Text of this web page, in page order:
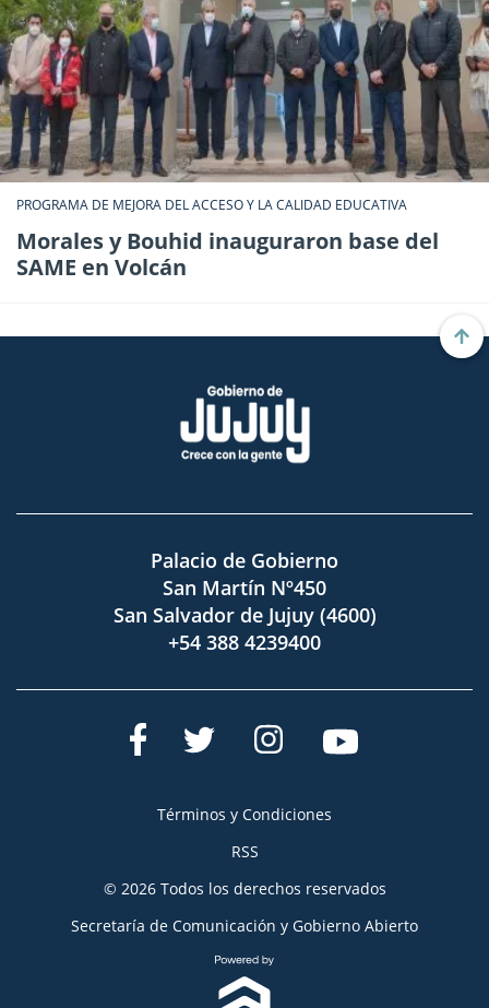
PROGRAMA DE MEJORA DEL ACCESO Y LA CALIDAD EDUCATIVA
Morales y Bouhid inauguraron base del
SAME en Volcán
Palacio de Gobierno
San Martín Nº450
San Salvador de Jujuy (4600)
+54 388 4239400
Términos y Condiciones
RSS
© 2026 Todos los derechos reservados
Secretaría de Comunicación y Gobierno Abierto